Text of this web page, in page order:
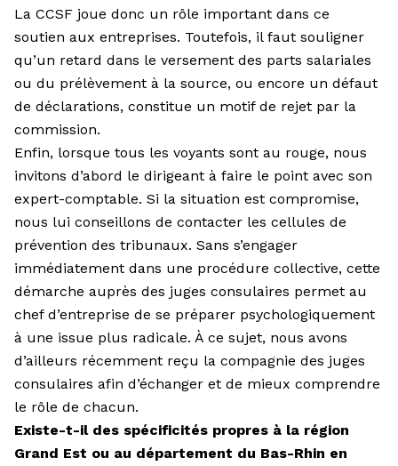
La CCSF joue donc un rôle important dans ce
soutien aux entreprises. Toutefois, il faut souligner
qu’un retard dans le versement des parts salariales
ou du prélèvement à la source, ou encore un défaut
de déclarations, constitue un motif de rejet par la
commission.
Enfin, lorsque tous les voyants sont au rouge, nous
invitons d’abord le dirigeant à faire le point avec son
expert-comptable. Si la situation est compromise,
nous lui conseillons de contacter les cellules de
prévention des tribunaux. Sans s’engager
immédiatement dans une procédure collective, cette
démarche auprès des juges consulaires permet au
chef d’entreprise de se préparer psychologiquement
à une issue plus radicale. À ce sujet, nous avons
d’ailleurs récemment reçu la compagnie des juges
consulaires afin d’échanger et de mieux comprendre
le rôle de chacun.
Existe-t-il des spécificités propres à la région
Grand Est ou au département du Bas-Rhin en